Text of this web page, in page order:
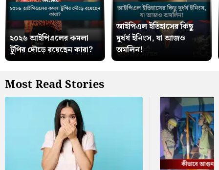
২০২৬ আইপিএলের কমলা
টুপির দৌড়ে রয়েছেন কারা?
আইপিএল ইতিহাসের কিছু
দুর্ধর্ষ ইনিংস, যা আজও
অমলিন!
Most Read Stories